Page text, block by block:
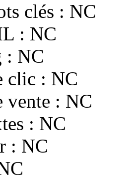
clés : NC
: NC
: NC
clic : NC
vente : NC
: NC
: NC